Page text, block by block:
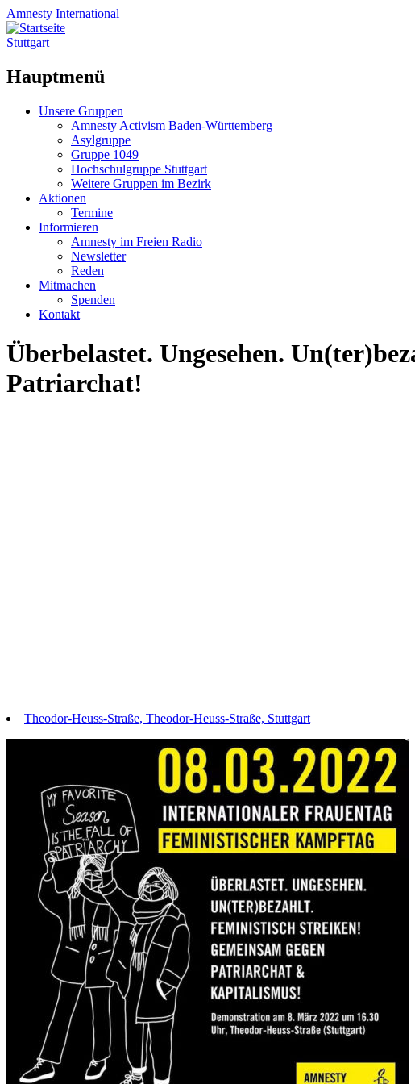
Amnesty International
Stuttgart
Hauptmenü
Zum
Unsere Gruppen
Amnesty Activism Baden-Württemberg
Asylgruppe
Gruppe 1049
Hochschulgruppe Stuttgart
Weitere Gruppen im Bezirk
Aktionen
Termine
Informieren
Amnesty im Freien Radio
Newsletter
Reden
Mitmachen
Spenden
Kontakt
Überbelastet. Ungesehen.
Patriarchat!
Theodor-Heuss-Straße, Theodor-Heuss-Straße, Stuttgart